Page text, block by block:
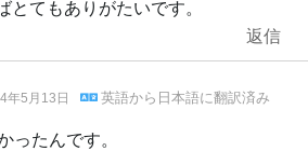
とてもありがたいです。
返信
年5月13日 英語から 日本語に翻訳済み
ったんです。